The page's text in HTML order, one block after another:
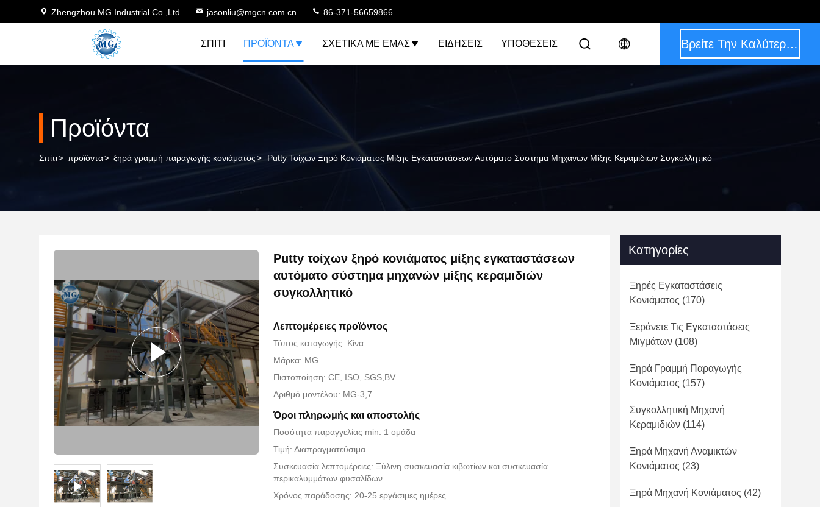
Zhengzhou MG Industrial Co.,Ltd jasonliu@mgcn.com.cn 86-371-56659866
ΣΠΊΤΙ ΠΡΟΪΌΝΤΑ ΣΧΕΤΙΚΆ ΜΕ ΕΜΆΣ ΕΙΔΉΣΕΙΣ ΥΠΟΘΈΣΕΙΣ Βρείτε Την Καλύτερη Τιμή
Προϊόντα
Σπίτι> προϊόντα> ξηρά γραμμή παραγωγής κονιάματος> Putty Τοίχων Ξηρό Κονιάματος Μίξης Εγκαταστάσεων Αυτόματο Σύστημα Μηχανών Μίξης Κεραμιδιών Συγκολλητικό
Putty τοίχων ξηρό κονιάματος μίξης εγκαταστάσεων
αυτόματο σύστημα μηχανών μίξης κεραμιδιών
συγκολλητικό
Λεπτομέρειες προϊόντος
Τόπος καταγωγής: Κίνα
Μάρκα: MG
Πιστοποίηση: CE, ISO, SGS,BV
Αριθμό μοντέλου: MG-3,7
Όροι πληρωμής και αποστολής
Ποσότητα παραγγελίας min: 1 ομάδα
Τιμή: Διαπραγματεύσιμα
Συσκευασία λεπτομέρειες: Ξύλινη συσκευασία κιβωτίων και συσκευασία
περικαλυμμάτων φυσαλίδων
Χρόνος παράδοσης: 20-25 εργάσιμες ημέρες
Κατηγορίες
Ξηρές Εγκαταστάσεις
Κονιάματος (170)
Ξεράνετε Τις Εγκαταστάσεις
Μιγμάτων (108)
Ξηρά Γραμμή Παραγωγής
Κονιάματος (157)
Συγκολλητική Μηχανή
Κεραμιδιών (114)
Ξηρά Μηχανή Αναμικτών
Κονιάματος (23)
Ξηρά Μηχανή Κονιάματος (42)